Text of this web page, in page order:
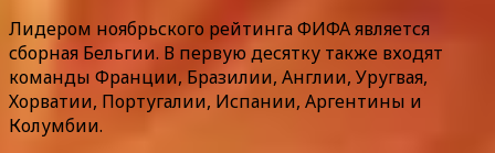
Лидером ноябрьского рейтинга ФИФА является
сборная Бельгии. В первую десятку также входят
команды Франции, Бразилии, Англии, Уругвая,
Хорватии, Португалии, Испании, Аргентины и
Колумбии.